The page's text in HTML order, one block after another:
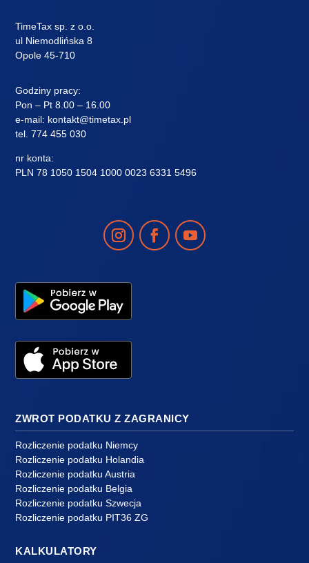
TimeTax sp. z o.o.
ul Niemodlińska 8
Opole 45-710
Godziny pracy:
Pon – Pt 8.00 – 16.00
e-mail: kontakt@timetax.pl
tel.774 455 030
nr konta:
PLN 78 1050 1504 1000 0023 6331 5496
ZWROT PODATKU Z ZAGRANICY
Rozliczenie podatku Niemcy
Rozliczenie podatku Holandia
Rozliczenie podatku Austria
Rozliczenie podatku Belgia
Rozliczenie podatku Szwecja
Rozliczenie podatku PIT36 ZG
KALKULATORY